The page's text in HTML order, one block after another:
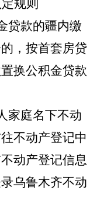
规则
贷款的疆内缴
，按首套房贷
换公积金贷款
家庭名下不动
不动产登记中
动产登记信息
乌鲁木齐不动